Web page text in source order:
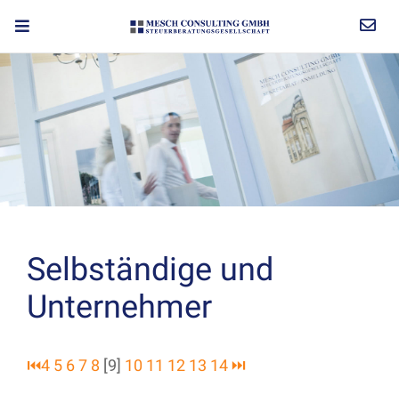
Selbständige und
Unternehmer
⏮4 5 67 8 [9] 10 11 12 13 14⏭